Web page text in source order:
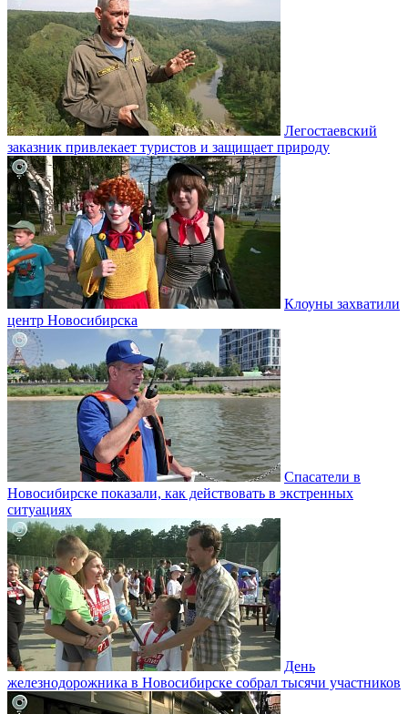
Легостаевский
заказник привлекает туристов и защищает природу
Клоуны захватили
центр Новосибирска
Спасатели в
Новосибирске показали, как действовать в экстренных
ситуациях
День
железнодорожника в Новосибирске собрал тысячи участников